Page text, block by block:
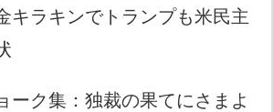
キラキンでトランプも米民主
ーク集：独裁の果てにさまよ